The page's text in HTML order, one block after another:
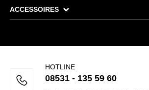
ACCESSOIRES
HOTLINE
08531 - 135 59 60